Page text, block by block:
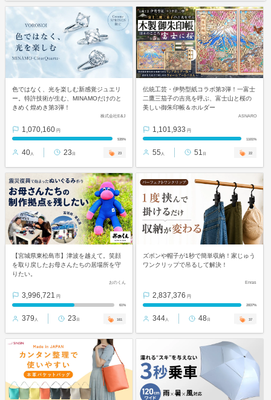
色ではなく、光を楽しむ新感覚ジュエリ
ー。特許技術が生む、MINAMOだけのと
きめく煌めき第3弾！
株式会社E&J
1,070,160 円
535%
40 人 23 日 23
伝統工芸・伊勢型紙コラボ第3弾！一富士
二鷹三茄子の吉兆を呼ぶ、富士山と桜の
美しい御朱印帳＆ホルダー
ASNARO
1,101,933 円
1101%
55 人 51 日 22
【宮城県東松島市】津波を越えて。笑顔
を取り戻したお母さんたちの居場所を守
りたい。
おのくん
3,996,721 円
61%
379 人 23 日 161
ズボンや帽子が1秒で簡単収納！家じゅう
ワンクリップで吊るして解決！
Enras
2,837,376 円
2837%
344人 48 日 37